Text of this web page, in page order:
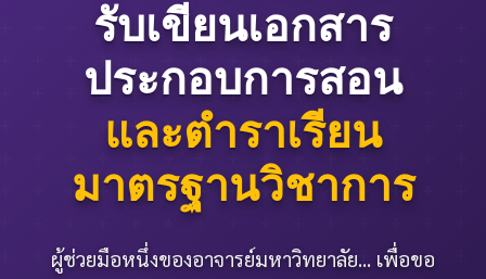
เรามีทีมผู้เชี่ยวชาญที่เปี่ยมด้วยประสบการณ์และความรู้ในหลาก
หลายสาขาวิชา พร้อมให้คำปรึกษาและแนะนำคุณอย่างใกล้ชิดในทุก
ขั้นตอนของการทำวิทยานิพนธ์
บริการที่คุณจะได้รับ
การให้คำปรึกษาเบื้องต้น
การวางแผนและพัฒนาโครงร่าง
รับเขียนเอกสาร
ประกอบการสอน
และตำราเรียน
มาตรฐานวิชาการ
ผู้ช่วยมือหนึ่งของอาจารย์มหาวิทยาลัย... เพื่อขอ